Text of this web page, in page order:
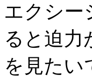
エクシー
ると迫力
を見たい